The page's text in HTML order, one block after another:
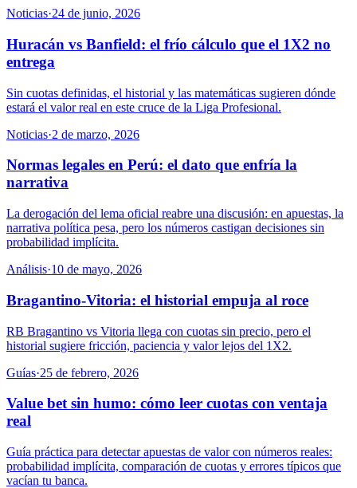
Noticias·24 de junio, 2026
Huracán vs Banfield: el frío cálculo que el 1X2 no
entrega
Sin cuotas definidas, el historial y las matemáticas sugieren dónde
estará el valor real en este cruce de la Liga Profesional.
Noticias·2 de marzo, 2026
Normas legales en Perú: el dato que enfría la
narrativa
La derogación del lema oficial reabre una discusión: en apuestas, la
narrativa política pesa, pero los números castigan decisiones sin
probabilidad implícita.
Análisis·10 de mayo, 2026
Bragantino-Vitoria: el historial empuja al roce
RB Bragantino vs Vitoria llega con cuotas sin precio, pero el
historial sugiere fricción, paciencia y valor lejos del 1X2.
Guías·25 de febrero, 2026
Value bet sin humo: cómo leer cuotas con ventaja
real
Guía práctica para detectar apuestas de valor con números reales:
probabilidad implícita, comparación de cuotas y errores típicos que
vacían tu banca.